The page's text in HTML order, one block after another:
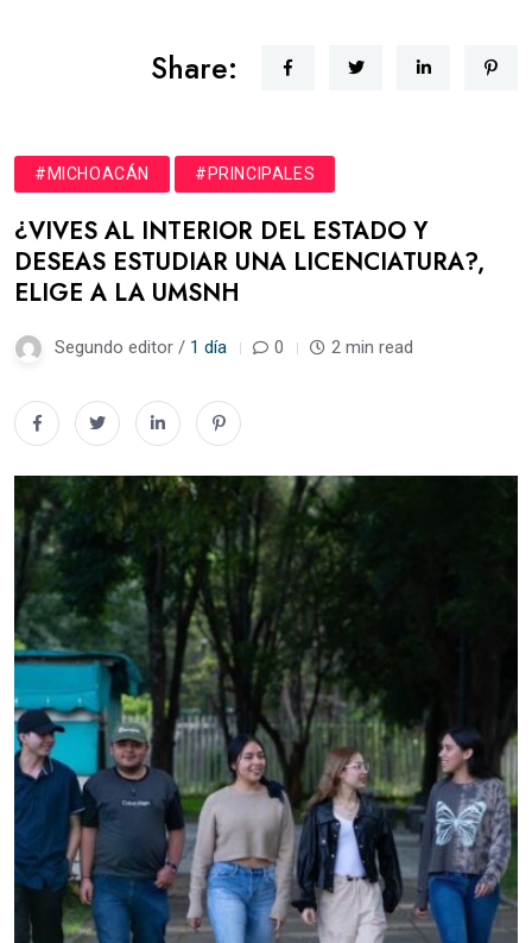
Share:
#MICHOACÁN #PRINCIPALES
¿VIVES AL INTERIOR DEL ESTADO Y
DESEAS ESTUDIAR UNA LICENCIATURA?,
ELIGE A LA UMSNH
Segundo editor / 1 día 0 2 min read